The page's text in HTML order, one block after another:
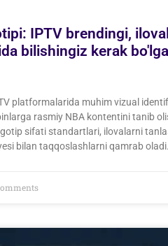
IPTV brendingi,
bilishingiz kerak
platformalarida muhim vizual
rasmiy NBA kontentini tanib
sifati standartlari, ilovalarni
bilan taqqoslashlarni qamrab oladi.